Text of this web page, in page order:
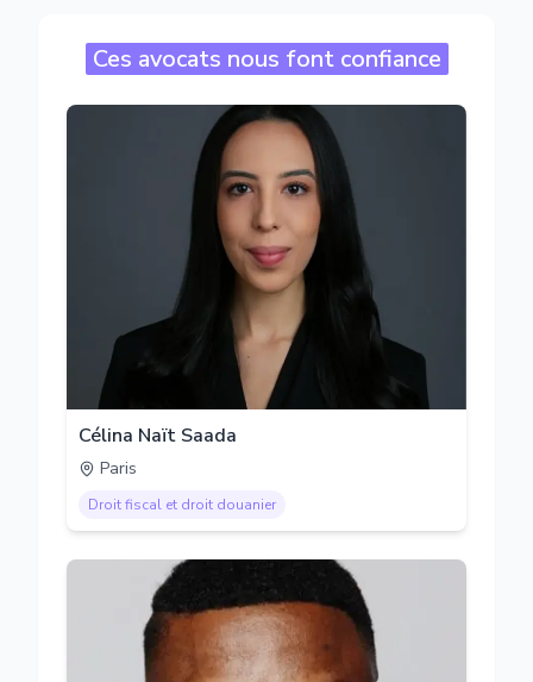
Ces avocats nous font confiance
Célina Naït Saada
Paris
Droit fiscal et droit douanier